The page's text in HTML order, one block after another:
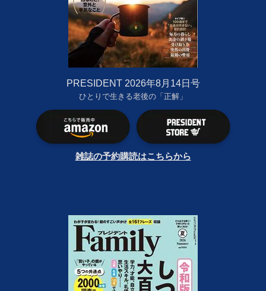
PRESIDENT 2026年8月14日号
ひとりで生きる老後の「正解」
雑誌の予約購読はこちらから